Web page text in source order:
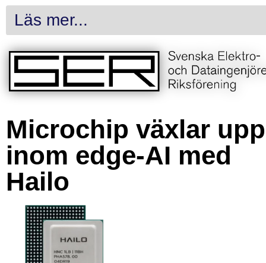
Läs mer...
Microchip växlar upp
inom edge-AI med
Hailo